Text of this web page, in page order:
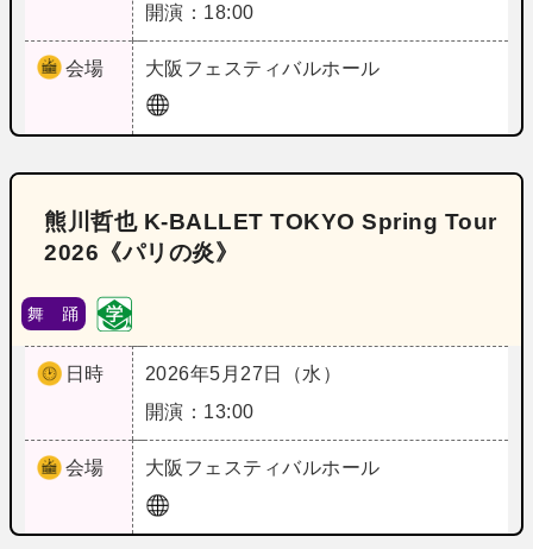
開演：18:00
会場 大阪 フェスティバルホール
熊川哲也 K-BALLET TOKYO Spring Tour
2026《パリの炎》
舞 踊
日時
2026年5月27日（水）
開演：13:00
会場 大阪 フェスティバルホール